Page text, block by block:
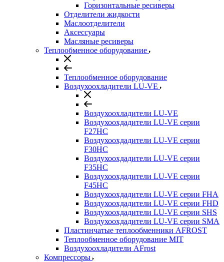
Горизонтальные ресиверы
Отделители жидкости
Маслоотделители
Аксессуары
Масляные ресиверы
Теплообменное оборудование
Теплообменное оборудование
Воздухоохладители LU-VE
Воздухоохладители LU-VE
Воздухоохдадители LU-VE серии
F27HC
Воздухоохдадители LU-VE серии
F30HC
Воздухоохдадители LU-VE серии
F35HC
Воздухоохдадители LU-VE серии
F45HC
Воздухоохдадители LU-VE серии FHA
Воздухоохдадители LU-VE серии FHD
Воздухоохдадители LU-VE серии SHS
Воздухоохдадители LU-VE серии SMA
Пластинчатые теплообменники AFROST
Теплообменное оборудование MIT
Воздухоохладители AFrost
Компрессоры